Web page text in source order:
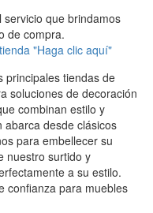
"Haga clic aquí"
principales tiendas de
soluciones de decoración
combinan estilo y
abarca desde clásicos
para embellecer su
nuestro surtido y
a su estilo.
confianza para muebles